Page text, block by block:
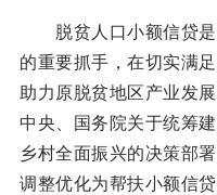
脱贫人口小额信贷是
的重要抓手，在切实满
助力原脱贫地区产业发
中央、国务院关于统筹
乡村全面振兴的决策部
调整优化为帮扶小额信